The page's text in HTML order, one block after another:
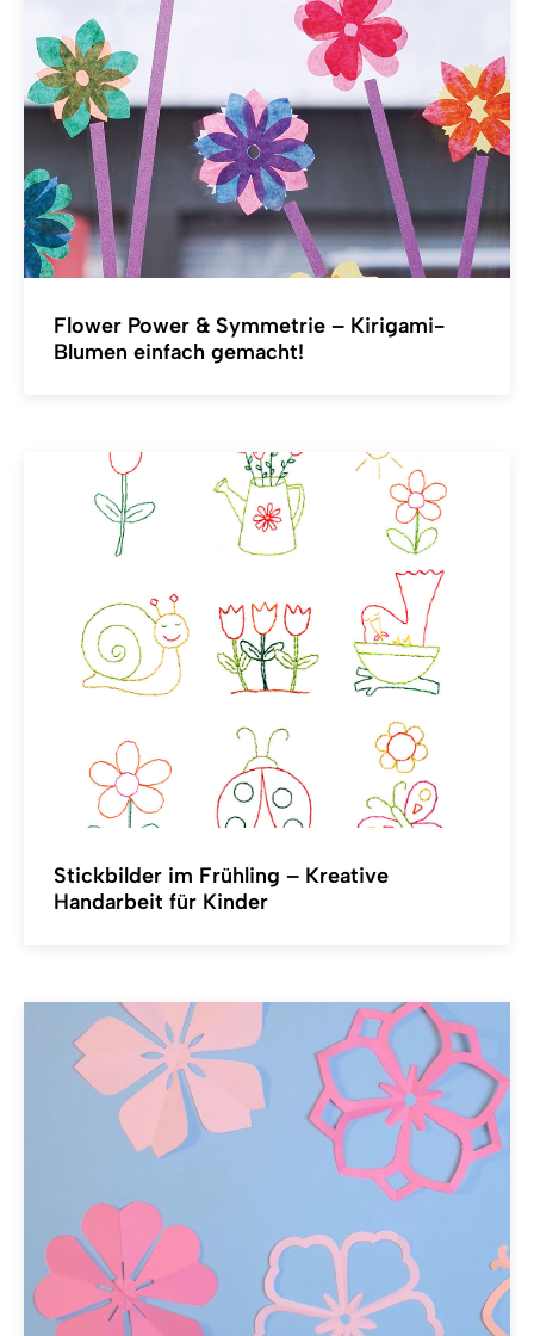
Flower Power & Symmetrie – Kirigami-
Blumen einfach gemacht!
Stickbilder im Frühling – Kreative
Handarbeit für Kinder